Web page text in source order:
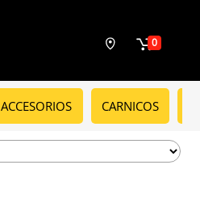
0
ACCESORIOS CARNICOS